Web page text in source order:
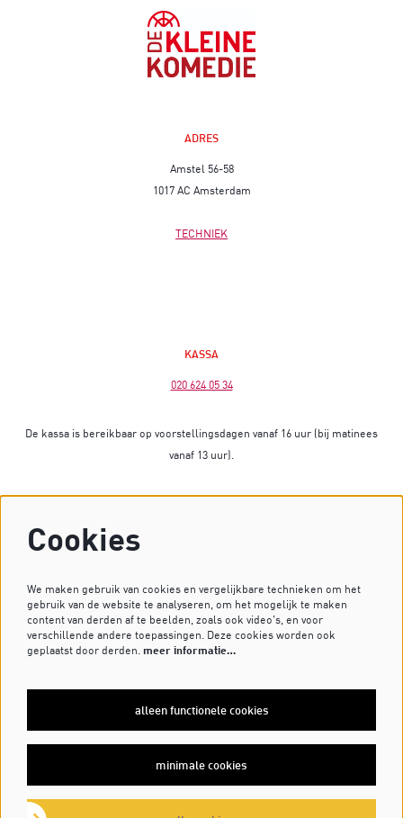
ADRES
Amstel 56-58
1017 AC Amsterdam
TECHNIEK
KASSA
020 624 05 34
De kassa is bereikbaar op voorstellingsdagen vanaf 16 uur (bij matinees
vanaf 13 uur).
Heb je vragen? Stuur dan een mailtje naar
VOLG ONS OP
MELD JE AAN VOOR DE NIEUWSBRIEF
Cookies
We maken gebruik van cookies en vergelijkbare technieken om het
gebruik van de website te analyseren, om het mogelijk te maken
content van derden af te beelden, zoals ook video’s, en voor
verschillende andere toepassingen. Deze cookies worden ook
geplaatst door derden. meer informatie…
alleen functionele cookies
minimale cookies